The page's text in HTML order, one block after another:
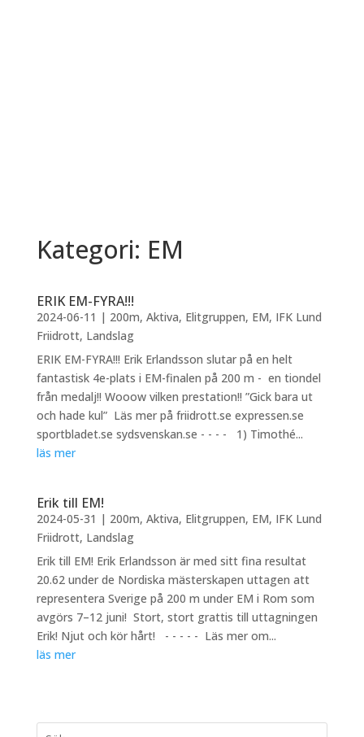
Kategori: EM
ERIK EM-FYRA!!!
2024-06-11 | 200m, Aktiva, Elitgruppen, EM, IFK Lund
Friidrott, Landslag
ERIK EM-FYRA!!! Erik Erlandsson slutar på en helt
fantastisk 4e-plats i EM-finalen på 200 m - en tiondel
från medalj!! Wooow vilken prestation!! ”Gick bara ut
och hade kul” ⁣ Läs mer på friidrott.se expressen.se
sportbladet.se sydsvenskan.se - - - - ⁣ ⁣ 1) Timothé...
läs mer
Erik till EM!
2024-05-31 | 200m, Aktiva, Elitgruppen, EM, IFK Lund
Friidrott, Landslag
Erik till EM! Erik Erlandsson är med sitt fina resultat
20.62 under de Nordiska mästerskapen uttagen att
representera Sverige på 200 m under EM i Rom som
avgörs 7–12 juni! ⁣ Stort, stort grattis till uttagningen
Erik! Njut och kör hårt! ⁣ ⁣ - - - - -⁣ ⁣ Läs mer om...
läs mer